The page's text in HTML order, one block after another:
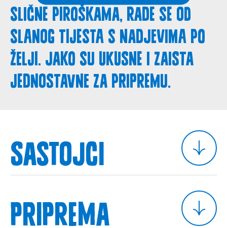
slične piroškama, rade se od
slanog tijesta s nadjevima po
želji. Jako su ukusne i zaista
jednostavne za pripremu.
Sastojci
Priprema